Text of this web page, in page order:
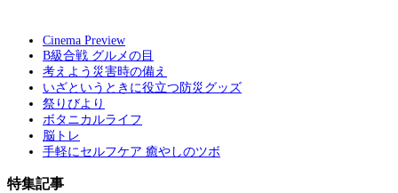
Cinema Preview
B級合戦 グルメの目
考えよう災害時の備え
いざというときに役立つ防災グッズ
祭りびより
ボタニカルライフ
脳トレ
手軽にセルフケア 癒やしのツボ
特集記事